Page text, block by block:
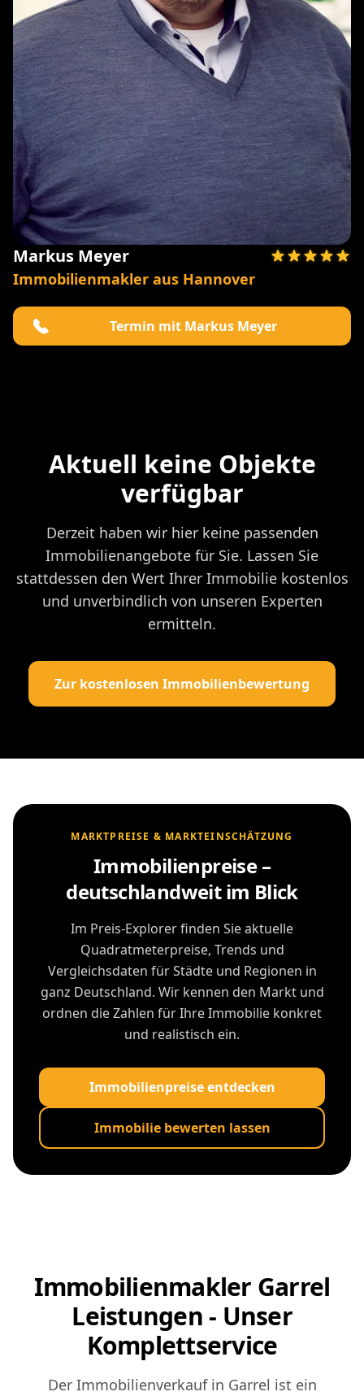
Markus Meyer
Immobilienmakler aus Hannover
Termin mit Markus Meyer
Aktuell keine Objekte
verfügbar
Derzeit haben wir hier keine passenden
Immobilienangebote für Sie. Lassen Sie
stattdessen den Wert Ihrer Immobilie kostenlos
und unverbindlich von unseren Experten
ermitteln.
Zur kostenlosen Immobilienbewertung
MARKTPREISE & MARKTEINSCHÄTZUNG
Immobilienpreise –
deutschlandweit im Blick
Im Preis-Explorer finden Sie aktuelle
Quadratmeterpreise, Trends und
Vergleichsdaten für Städte und Regionen in
ganz Deutschland. Wir kennen den Markt und
ordnen die Zahlen für Ihre Immobilie konkret
und realistisch ein.
Immobilienpreise entdecken
Immobilie bewerten lassen
Immobilienmakler Garrel
Leistungen - Unser
Komplettservice
Der Immobilienverkauf in Garrel ist ein